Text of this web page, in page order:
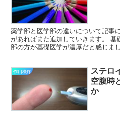
薬学部と医学部の違いについて記事
があればまた追加していきます。
部の方が基礎医学が濃厚だと感じま
作用機序
ステロ
空腹時
か